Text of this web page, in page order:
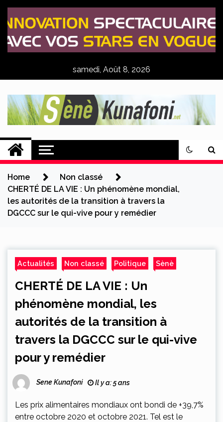
Skip
content
samedi, Août 8, 2026
Sènè Kunafoni
Actualités Agricoles
Home
Non classé
CHERTÉ DE LA VIE : Un phénomène mondial,
les autorités de la transition à travers la
DGCCC sur le qui-vive pour y remédier
Actualités Non classé Politique Sènè
CHERTÉ DE LA VIE : Un
phénomène mondial, les
autorités de la transition à
travers la DGCCC sur le qui-vive
pour y remédier
Sene Kunafoni Il y a: 5 ans
Les prix alimentaires mondiaux ont bondi de +39,7%
entre octobre 2020 et octobre 2021. Tel est le